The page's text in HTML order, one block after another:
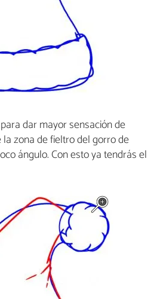
dar mayor sensación de
zona de fieltro del gorro de
ángulo. Con esto ya tendrás el